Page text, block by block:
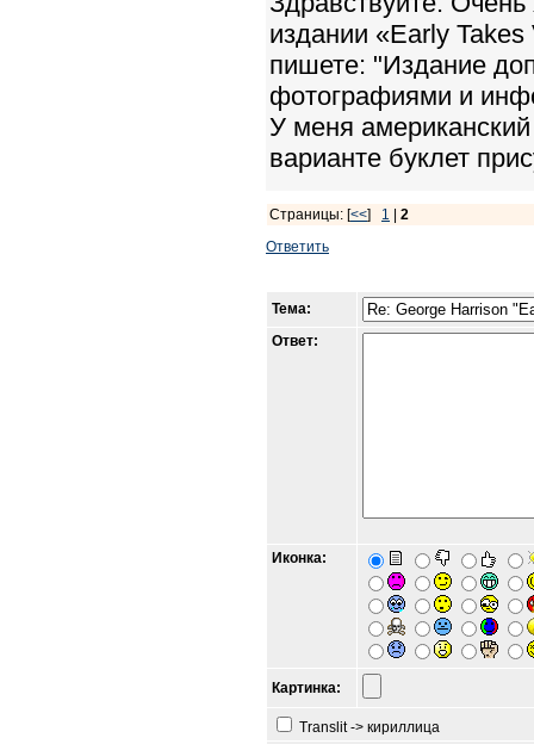
издании «Early
пишете: "Издание
фотографиями и
У меня
варианте буклет
Страницы: [<<] 1
2
Ответить
Тема:
Ответ:
Иконка:
Картинка:
Translit -> кириллица